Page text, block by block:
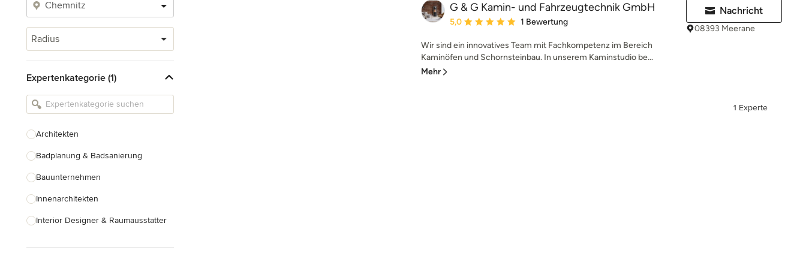
Radius
Expertenkategorie (1)
Architekten
Badplanung & Badsanierung
Bauunternehmen
Innenarchitekten
Interior Designer & Raumausstatter
G & G Kamin- und Fahrzeugtechnik GmbH
Durchschnittliche Bewertung: 5 von 5 Sternen
5,0 1 Bewertung
Wir sind ein innovatives Team mit Fachkompetenz im Bereich
Kaminöfen und Schornsteinbau. In unserem Kaminstudio be...
Mehr
Nachricht
08393 Meerane
1 Experte